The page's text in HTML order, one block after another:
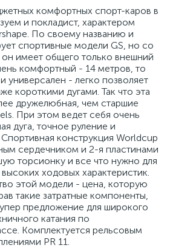
комфортных спорт-каров в
и покладист, характером
По своему названию и
спортивные модели GS, но со
имеет общего только внешний
комфортный - 14 метров, то
универсален - легко позволяет
короткими дугами. Так что эта
дружелюбная, чем старшие
При этом ведет себя очень
дуга, точное руление и
конструкция Worldcup
сердечником и 2-я пластинами
торсионку и все что нужно для
ходовых характеристик.
этой модели - цена, которую
такие затратные компоненты,
предложение для широкого
катания по
Комплектуется рельсовым
PR 11.